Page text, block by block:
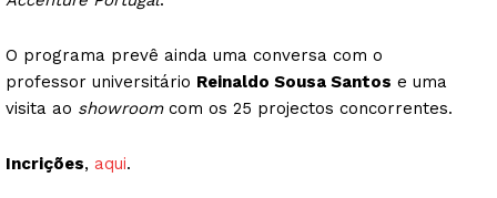
O programa prevê ainda uma conversa com o
professor universitário Reinaldo Sousa Santos e uma
visita ao showroomcom os 25 projectos concorrentes.
Incrições, aqui.